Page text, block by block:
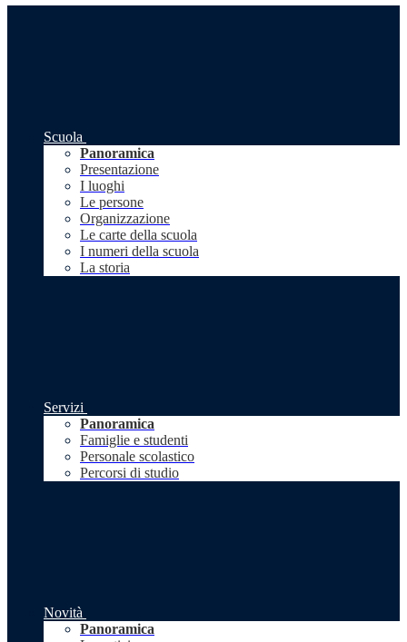
Scuola
Panoramica
Presentazione
I luoghi
Le persone
Organizzazione
Le carte della scuola
I numeri della scuola
La storia
Servizi
Panoramica
Famiglie e studenti
Personale scolastico
Percorsi di studio
Novità
Panoramica